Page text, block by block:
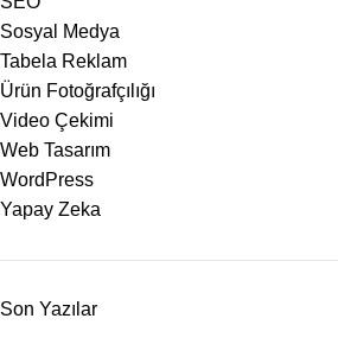
Sosyal Medya
Tabela Reklam
Ürün Fotoğrafçılığı
Video Çekimi
Web Tasarım
WordPress
Yapay Zeka
Son Yazılar